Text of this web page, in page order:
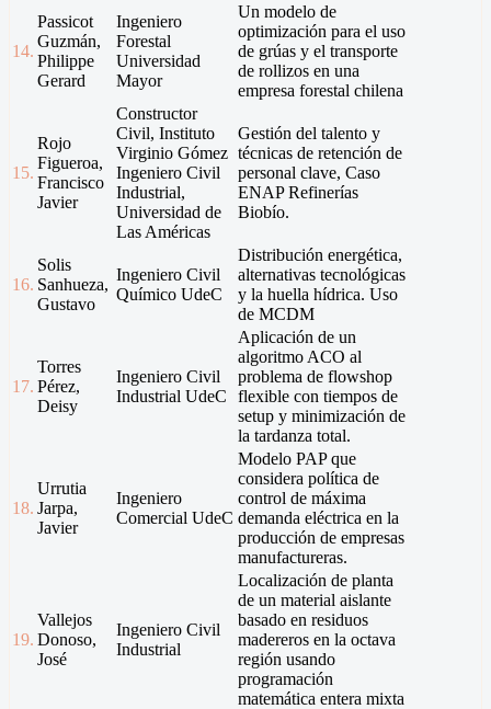
14.
Passicot
Guzmán,
Philippe
Gerard
Ingeniero
Forestal
Universidad
Mayor
Un modelo de
optimización para el uso
de grúas y el transporte
de rollizos en una
empresa forestal chilena
15.
Rojo
Figueroa,
Francisco
Javier
Constructor
Civil, Instituto
Virginio Gómez
Ingeniero Civil
Industrial,
Universidad de
Las Américas
Gestión del talento y
técnicas de retención de
personal clave, Caso
ENAP Refinerías
Biobío.
16.
Solis
Sanhueza,
Gustavo
Ingeniero Civil
Químico UdeC
Distribución energética,
alternativas tecnológicas
y la huella hídrica. Uso
de MCDM
17.
Torres
Pérez,
Deisy
Ingeniero Civil
Industrial UdeC
Aplicación de un
algoritmo ACO al
problema de flowshop
flexible con tiempos de
setup y minimización de
la tardanza total.
18.
Urrutia
Jarpa,
Javier
Ingeniero
Comercial UdeC
Modelo PAP que
considera política de
control de máxima
demanda eléctrica en la
producción de empresas
manufactureras.
19.
Vallejos
Donoso,
José
Ingeniero Civil
Industrial
Localización de planta
de un material aislante
basado en residuos
madereros en la octava
región usando
programación
matemática entera mixta